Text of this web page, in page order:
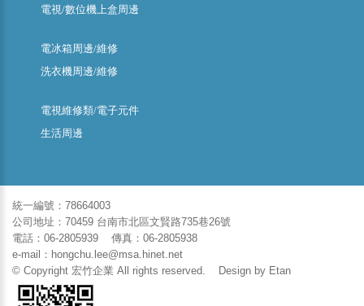
電視/數位機上盒周邊
電冰箱周邊/維修
洗衣機周邊/維修
電視維修類/電子元件
生活周邊
統一編號：78664003
公司地址：70459 台南市北區文賢路735巷26號
電話：06-2805939 傳真：06-2805938
e-mail：hongchu.lee@msa.hinet.net
© Copyright 宏竹企業 All rights reserved. Design by Etan